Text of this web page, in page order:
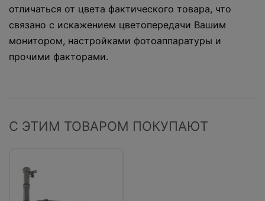
отличаться от цвета фактического товара, что
связано с искажением цветопередачи Вашим
монитором, настройками фотоаппаратуры и
прочими факторами.
С ЭТИМ ТОВАРОМ ПОКУПАЮТ